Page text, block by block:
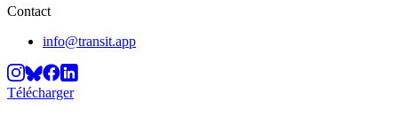
Contact
info@transit.app
Télécharger